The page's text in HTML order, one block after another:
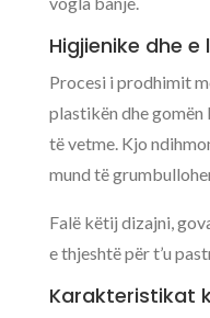
Higjienike dhe
Procesi i prodhimit
plastikën dhe gomën
të vetme. Kjo
mund të
Falë këtij dizajni,
e thjeshtë për t’u
Karakteristikat